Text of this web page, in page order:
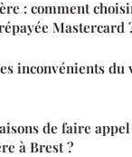
: comment
Mastercard
inconvénients du
de faire appel
à Brest ?